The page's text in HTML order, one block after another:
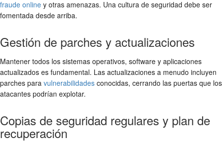
fraude online y otras amenazas. Una cultura de seguridad debe ser
fomentada desde arriba.
Gestión de parches y actualizaciones
Mantener todos los sistemas operativos, software y aplicaciones
actualizados es fundamental. Las actualizaciones a menudo incluyen
parches para vulnerabilidades conocidas, cerrando las puertas que los
atacantes podrían explotar.
Copias de seguridad regulares y plan de
recuperación